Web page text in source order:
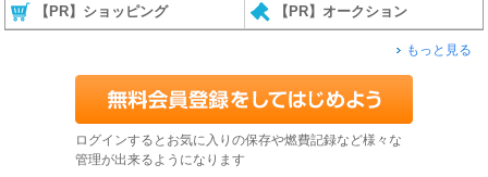
【PR】ショッピング 【PR】オークション
もっと見る
ログインするとお気に入りの保存や燃費記録など様々な
管理が出来るようになります